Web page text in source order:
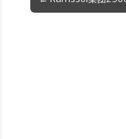
navigation